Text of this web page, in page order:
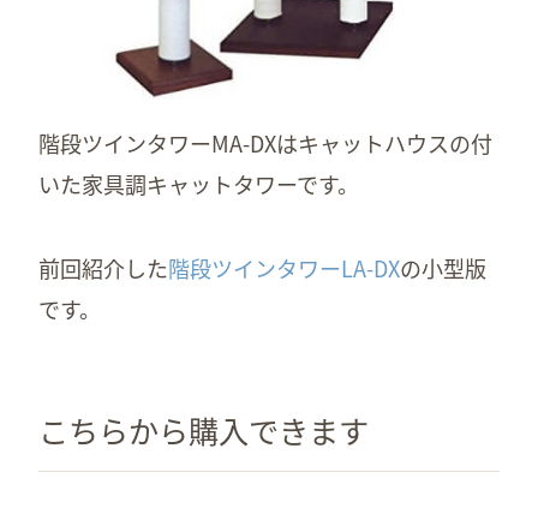
階段ツインタワーMA-DXはキャットハウスの付
いた家具調キャットタワーです。
前回紹介した階段ツインタワーLA-DXの小型版
です。
こちらから購入できます